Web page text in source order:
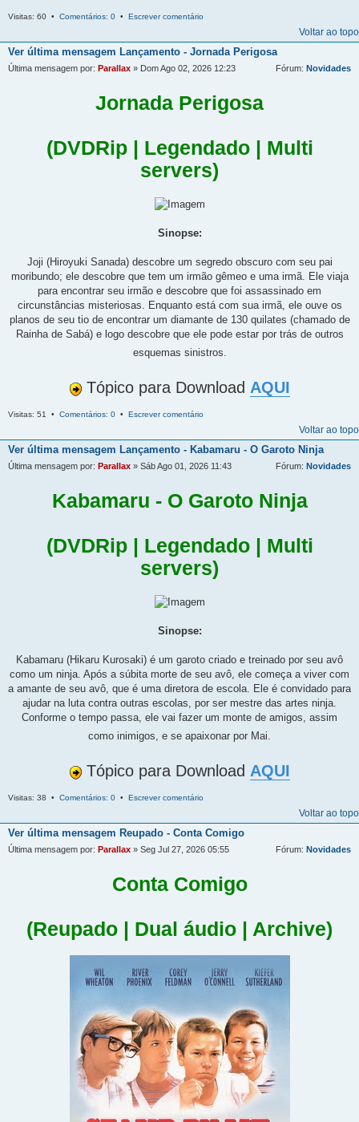
Visitas: 60 • Comentários: 0 • Escrever comentário
Voltar ao topo
Ver última mensagem Lançamento - Jornada Perigosa
Última mensagem por: Parallax » Dom Ago 02, 2026 12:23 Fórum: Novidades
Jornada Perigosa
(DVDRip | Legendado | Multi
servers)
Sinopse:
Joji (Hiroyuki Sanada) descobre um segredo obscuro com seu pai
moribundo; ele descobre que tem um irmão gêmeo e uma irmã. Ele viaja
para encontrar seu irmão e descobre que foi assassinado em
circunstâncias misteriosas. Enquanto está com sua irmã, ele ouve os
planos de seu tio de encontrar um diamante de 130 quilates (chamado de
Rainha de Sabá) e logo descobre que ele pode estar por trás de outros
esquemas sinistros.
Tópico para Download AQUI
Visitas: 51 • Comentários: 0 • Escrever comentário
Voltar ao topo
Ver última mensagem Lançamento - Kabamaru - O Garoto Ninja
Última mensagem por: Parallax » Sáb Ago 01, 2026 11:43 Fórum: Novidades
Kabamaru - O Garoto Ninja
(DVDRip | Legendado | Multi
servers)
Sinopse:
Kabamaru (Hikaru Kurosaki) é um garoto criado e treinado por seu avô
como um ninja. Após a súbita morte de seu avô, ele começa a viver com
a amante de seu avô, que é uma diretora de escola. Ele é convidado para
ajudar na luta contra outras escolas, por ser mestre das artes ninja.
Conforme o tempo passa, ele vai fazer um monte de amigos, assim
como inimigos, e se apaixonar por Mai.
Tópico para Download AQUI
Visitas: 38 • Comentários: 0 • Escrever comentário
Voltar ao topo
Ver última mensagem Reupado - Conta Comigo
Última mensagem por: Parallax » Seg Jul 27, 2026 05:55 Fórum: Novidades
Conta Comigo
(Reupado | Dual áudio | Archive)